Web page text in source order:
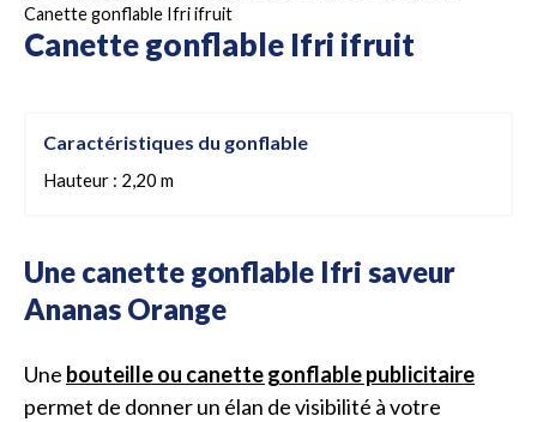
Canette gonflable Ifri ifruit
Canette gonflable Ifri ifruit
Caractéristiques du gonflable
Hauteur : 2,20 m
Une canette gonflable Ifri saveur
Ananas Orange
Une bouteille ou canette gonflable publicitaire
permet de donner un élan de visibilité à votre